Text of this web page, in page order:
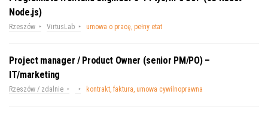
Node.js)
Rzeszów VirtusLab umowa o pracę, pełny etat
Project manager / Product Owner (senior PM/PO) –
IT/marketing
Rzeszów / zdalnie kontrakt, faktura, umowa cywilnoprawna